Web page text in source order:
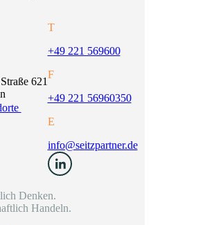
621
T
+49 221 569600
F
+49 221 56960350
E
info@seitzpartner.de
Denken.
Handeln.